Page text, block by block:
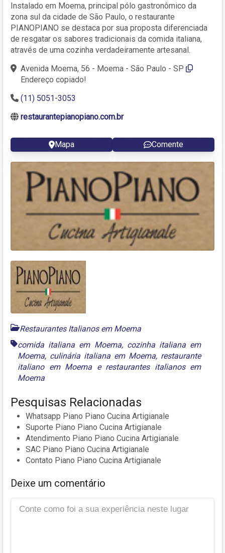
Instalado em Moema, principal pólo gastronômico da
zona sul da cidade de São Paulo, o restaurante
PIANOPIANO se destaca por sua proposta diferenciada
de resgatar os sabores tradicionais da comida italiana,
através de uma cozinha verdadeiramente artesanal.
Avenida Moema, 56 - Moema - São Paulo - SP
Endereço copiado!
(11) 5051-3053
restaurantepianopiano.com.br
Mapa Comente
Restaurantes Italianos em Moema
comida italiana em Moema, cozinha italiana em
Moema, culinária italiana em Moema, restaurante
italiano em Moema e restaurantes italianos em
Moema
Pesquisas Relacionadas
Whatsapp Piano Piano Cucina Artigianale
Suporte Piano Piano Cucina Artigianale
Atendimento Piano Piano Cucina Artigianale
SAC Piano Piano Cucina Artigianale
Contato Piano Piano Cucina Artigianale
Deixe um comentário